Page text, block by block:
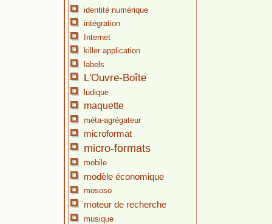
identité numérique
intégration
Internet
killer application
labels
L'Ouvre-Boîte
ludique
maquette
méta-agrégateur
microformat
micro-formats
mobile
modèle économique
mososo
moteur de recherche
musique